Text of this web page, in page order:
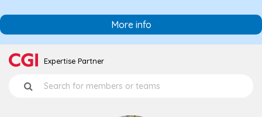
More info
Expertise Partner